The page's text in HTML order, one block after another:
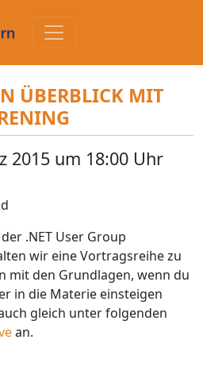
ÜBERBLICK MIT
2015 um 18:00 Uhr
.NET User Group
wir eine Vortragsreihe zu
mit den Grundlagen, wenn du
in die Materie einsteigen
gleich unter folgenden
an.